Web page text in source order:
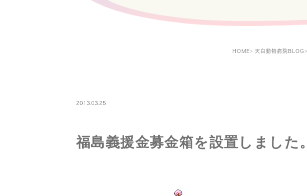
HOME 天白動物病院BLOG
2013.03.25
福島義援金募金箱を設置しました。